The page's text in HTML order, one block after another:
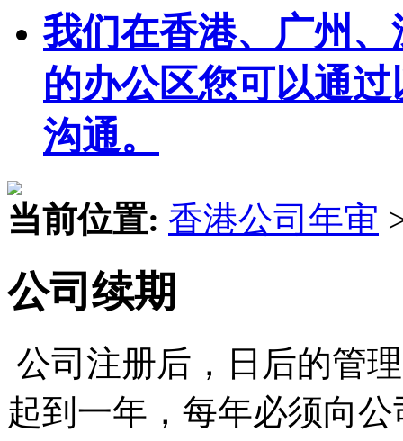
我们在香港、广州
的办公区您可以通
沟通。
当前位置: 香港公司年审
公司续期
公司注册后，日后的管
起到一年，每年必须向